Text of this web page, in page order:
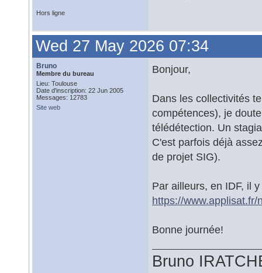
Hors ligne
Wed 27 May 2026 07:34
Bruno
Membre du bureau
Lieu: Toulouse
Date d'inscription: 22 Jun 2005
Messages: 12783
Site web
Bonjour,
Dans les collectivités
compétences), je
télédétection. Un
C'est parfois déjà
de projet SIG).
Par ailleurs, en IDF, il
https://
Bonne journée!
Bruno